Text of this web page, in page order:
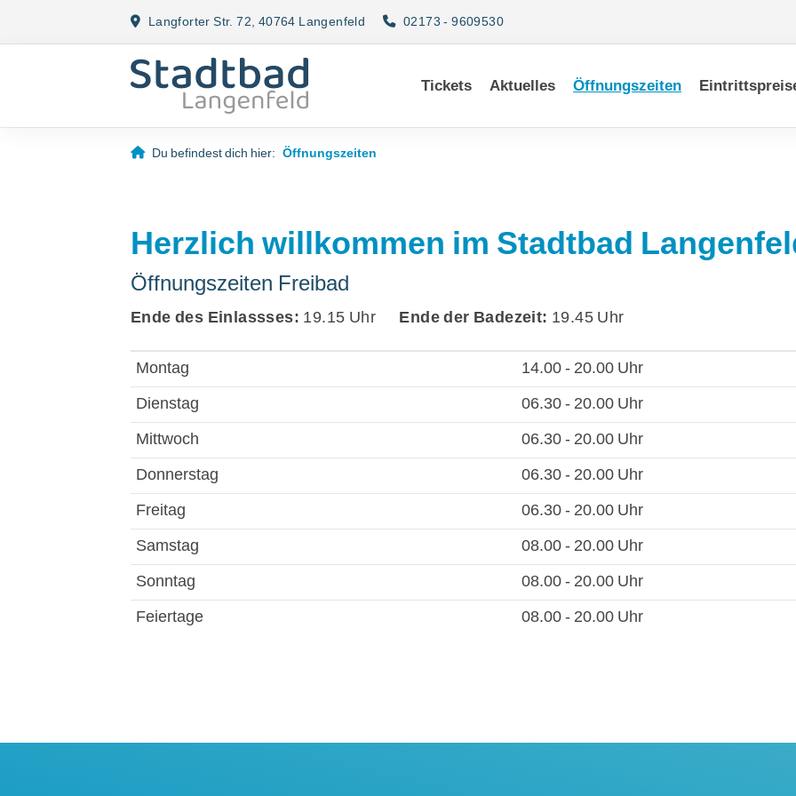
Langforter Str. 72, 40764 Langenfeld 02173 - 9609530
Tickets Aktuelles Öffnungszeiten
Du befindest dich hier: Öffnungszeiten
Herzlich willkommen im Stadtbad
Öffnungszeiten Freibad
Ende des Einlassses: 19.15 Uhr Ende der Badezeit: 19.45 Uhr
Montag
14.00 - 20.00 Uhr
Dienstag
06.30 - 20.00 Uhr
Mittwoch
06.30 - 20.00 Uhr
Donnerstag
06.30 - 20.00 Uhr
Freitag
06.30 - 20.00 Uhr
Samstag
08.00 - 20.00 Uhr
Sonntag
08.00 - 20.00 Uhr
Feiertage
08.00 - 20.00 Uhr
Quicklinks
Sportangebote finden
Unser Sportangebot
Ausfälle und Vertretungen
Deutsches Sportabzeichen
Alles zur Mitgliedschaft
Termine
Fragen & Antworten